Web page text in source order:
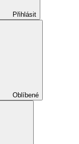
Přihlásit
Oblíbené